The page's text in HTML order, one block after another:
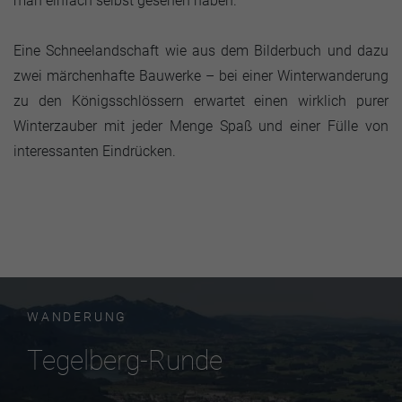
Eine Schneelandschaft wie aus dem Bilderbuch und dazu
zwei märchenhafte Bauwerke – bei einer Winterwanderung
zu den Königsschlössern erwartet einen wirklich purer
Winterzauber mit jeder Menge Spaß und einer Fülle von
interessanten Eindrücken.
WANDERUNG
Tegelberg-Runde